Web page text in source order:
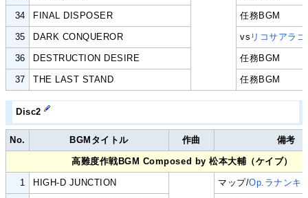
34 FINAL DISPOSER 任務BGM
35 DARK CONQUEROR vs リコサアラ
36 DESTRUCTION DESIRE 任務BGM
37 THE LAST STAND 任務BGM
Disc2
No. BGMタイトル 作曲 備考
高難度作戦BGM Composed by 松本大輔（ケイブ）
1 HIGH-D JUNCTION マップ/Op.ラナンキ